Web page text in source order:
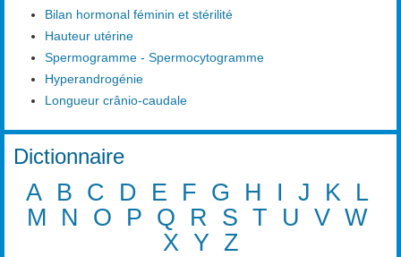
Bilan hormonal féminin et stérilité
Hauteur utérine
Spermogramme - Spermocytogramme
Hyperandrogénie
Longueur crânio-caudale
Dictionnaire
A B C D E F G H I J K
L
M
N O P Q R S T U V W
X Y Z